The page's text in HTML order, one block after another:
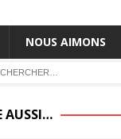
NOUS AIMONS
AUSSI…